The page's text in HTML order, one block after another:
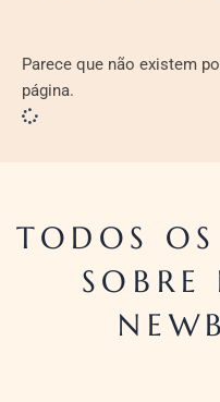
Parece que não existem
página.
TODOS
SOBRE